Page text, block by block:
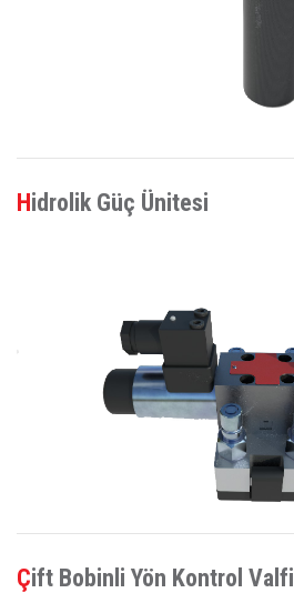
Hidrolik Güç Ünitesi
Çift Bobinli Yön Kontrol Valfi